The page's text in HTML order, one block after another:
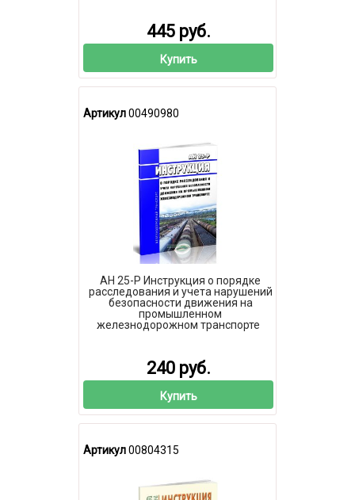
445 руб.
Купить
Артикул00490980
АН 25-Р Инструкция о порядке
расследования и учета нарушений
безопасности движения на
промышленном
железнодорожном транспорте
240 руб.
Купить
Артикул00804315